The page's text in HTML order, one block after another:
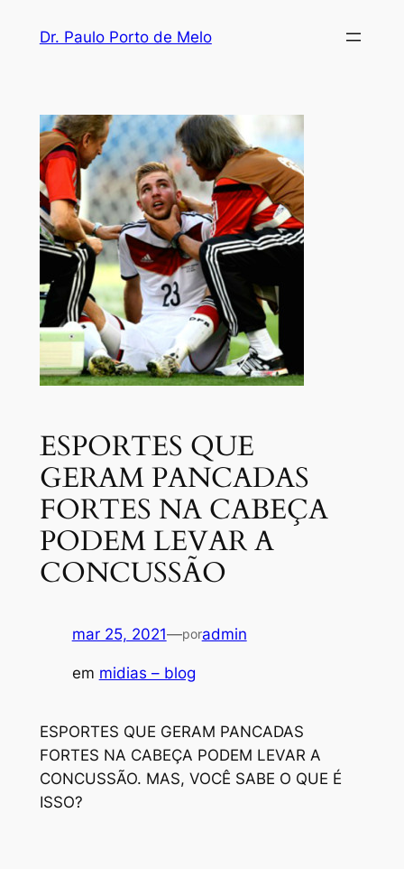
Dr. Paulo Porto de Melo
ESPORTES QUE
GERAM PANCADAS
FORTES NA CABEÇA
PODEM LEVAR A
CONCUSSÃO
mar 25, 2021—poradmin
em midias – blog
ESPORTES QUE GERAM PANCADAS
FORTES NA CABEÇA PODEM LEVAR A
CONCUSSÃO. MAS, VOCÊ SABE O QUE É
ISSO?